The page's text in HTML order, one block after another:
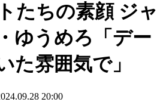
たちの素顔 ジャ
ゆうめろ「デー
た雰囲気で」
20:00